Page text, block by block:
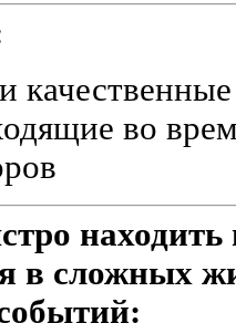
во
в сложных